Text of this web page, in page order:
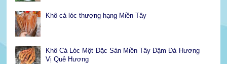
Khô cá lóc thượng hạng Miền Tây
Khô Cá Lóc Một Đặc Sản Miền Tây Đậm Đà Hương
Vị Quê Hương